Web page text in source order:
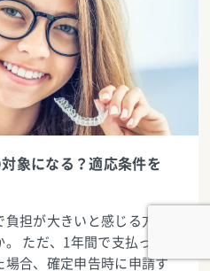
象になる？適応条件を
担が大きいと感じる方も
ただ、1年間で支払った医
合、確定申告時に申請す